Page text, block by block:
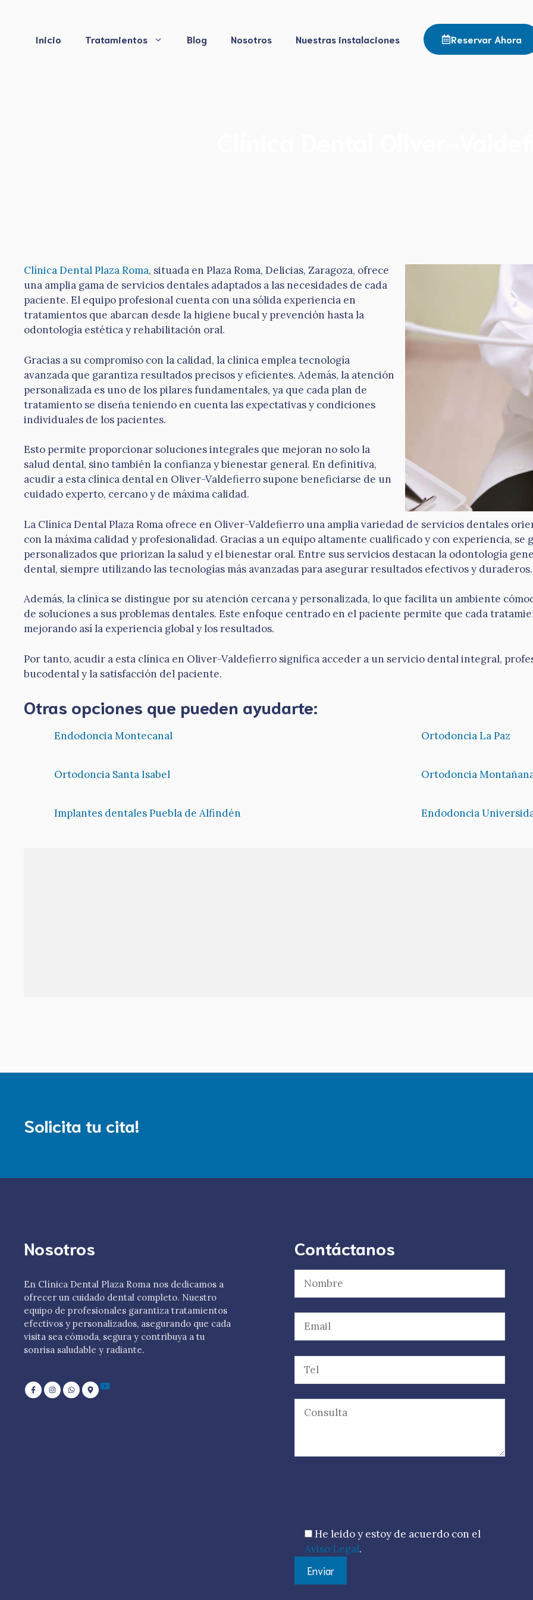
contenidoInicio Tratamientos Blog Nosotros Nuestras instalaciones Reservar Ahora
Clínica Dental Plaza Roma, situada en Plaza Roma, Delicias, Zaragoza, ofrece
una amplia gama de servicios dentales adaptados a las necesidades de cada
paciente. El equipo profesional cuenta con una sólida experiencia en
tratamientos que abarcan desde la higiene bucal y prevención hasta la
odontología estética y rehabilitación oral.
Gracias a su compromiso con la calidad, la clínica emplea tecnología
avanzada que garantiza resultados precisos y eficientes. Además, la atención
personalizada es uno de los pilares fundamentales, ya que cada plan de
tratamiento se diseña teniendo en cuenta las expectativas y condiciones
individuales de los pacientes.
Esto permite proporcionar soluciones integrales que mejoran no solo la
salud dental, sino también la confianza y bienestar general. En definitiva,
acudir a esta clínica dental en Oliver-Valdefierro supone beneficiarse de un
cuidado experto, cercano y de máxima calidad.
La Clínica Dental Plaza Roma ofrece en Oliver-Valdefierro una amplia variedad de servicios dentales
con la máxima calidad y profesionalidad. Gracias a un equipo altamente cualificado y con experiencia,
personalizados que priorizan la salud y el bienestar oral. Entre sus servicios destacan la odontología
dental, siempre utilizando las tecnologías más avanzadas para asegurar resultados efectivos y duraderos.
Además, la clínica se distingue por su atención cercana y personalizada, lo que facilita un ambiente
de soluciones a sus problemas dentales. Este enfoque centrado en el paciente permite que cada
mejorando así la experiencia global y los resultados.
Por tanto, acudir a esta clínica en Oliver-Valdefierro significa acceder a un servicio dental integral,
bucodental y la satisfacción del paciente.
Otras opciones que pueden ayudarte:
Endodoncia Montecanal Ortodoncia La Paz
Ortodoncia Santa Isabel Ortodoncia
Implantes dentales Puebla de Alfindén Endodoncia
Solicita tu cita!
Nosotros
En Clínica Dental Plaza Roma nos dedicamos a
ofrecer un cuidado dental completo. Nuestro
equipo de profesionales garantiza tratamientos
efectivos y personalizados, asegurando que cada
visita sea cómoda, segura y contribuya a tu
sonrisa saludable y radiante.
Contáctanos
He leido y estoy de acuerdo con el
Aviso Legal.